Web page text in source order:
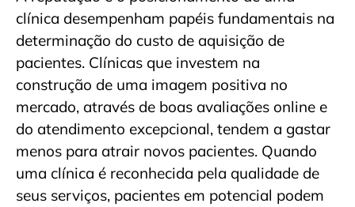
clínica desempenham papéis fundamentais na
determinação do custo de aquisição de
pacientes. Clínicas que investem na
construção de uma imagem positiva no
mercado, através de boas avaliações online e
do atendimento excepcional, tendem a gastar
menos para atrair novos pacientes. Quando
uma clínica é reconhecida pela qualidade de
seus serviços, pacientes em potencial podem